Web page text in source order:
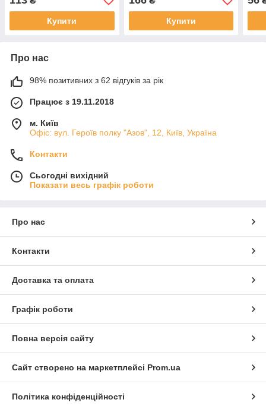
Купити Купити
Про нас
98% позитивних з 62 відгуків за рік
Працює з 19.11.2018
м. Київ
Офіс: вул. Героїв полку "Азов", 12, Київ, Україна
Контакти
Сьогодні вихідний
Показати весь графік роботи
Про нас
Контакти
Доставка та оплата
Графік роботи
Повна версія сайту
Сайт створено на маркетплейсі Prom.ua
Політика конфіденційності